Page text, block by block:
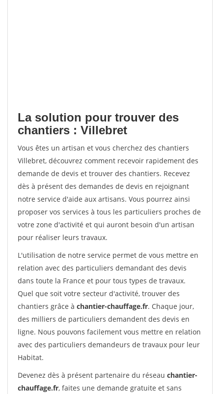
La solution pour trouver des
chantiers : Villebret
Vous êtes un artisan et vous cherchez des chantiers
Villebret, découvrez comment recevoir rapidement des
demande de devis et trouver des chantiers. Recevez
dès à présent des demandes de devis en rejoignant
notre service d'aide aux artisans. Vous pourrez ainsi
proposer vos services à tous les particuliers proches de
votre zone d'activité et qui auront besoin d'un artisan
pour réaliser leurs travaux.
L'utilisation de notre service permet de vous mettre en
relation avec des particuliers demandant des devis
dans toute la France et pour tous types de travaux.
Quel que soit votre secteur d'activité, trouver des
chantiers grâce à chantier-chauffage.fr. Chaque jour,
des milliers de particuliers demandent des devis en
ligne. Nous pouvons facilement vous mettre en relation
avec des particuliers demandeurs de travaux pour leur
Habitat.
Devenez dès à présent partenaire du réseau chantier-
chauffage.fr, faites une demande gratuite et sans